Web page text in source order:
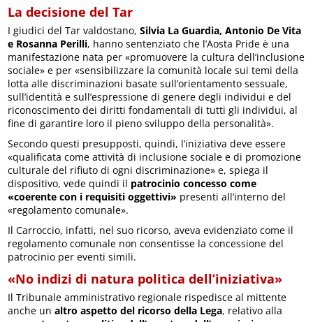
La decisione del Tar
I giudici del Tar valdostano,Silvia La Guardia, Antonio De Vita
e Rosanna Perilli, hanno sentenziato che l’Aosta Pride è una
manifestazione nata per «promuovere la cultura dell’inclusione
sociale» e per «sensibilizzare la comunità locale sui temi della
lotta alle discriminazioni basate sull’orientamento sessuale,
sull’identità e sull’espressione di genere degli individui e del
riconoscimento dei diritti fondamentali di tutti gli individui, al
fine di garantire loro il pieno sviluppo della personalità».
Secondo questi presupposti, quindi, l’iniziativa deve essere
«qualificata come attività di inclusione sociale e di promozione
culturale del rifiuto di ogni discriminazione» e, spiega il
dispositivo, vede quindi il patrocinio concesso come
«coerente con i requisiti oggettivi» presenti all’interno del
«regolamento comunale».
Il Carroccio, infatti, nel suo ricorso, aveva evidenziato come il
regolamento comunale non consentisse la concessione del
patrocinio per eventi simili.
«No indizi di natura politica dell’iniziativa»
Il Tribunale amministrativo regionale rispedisce al mittente
anche unaltro aspetto del ricorso della Lega, relativo alla